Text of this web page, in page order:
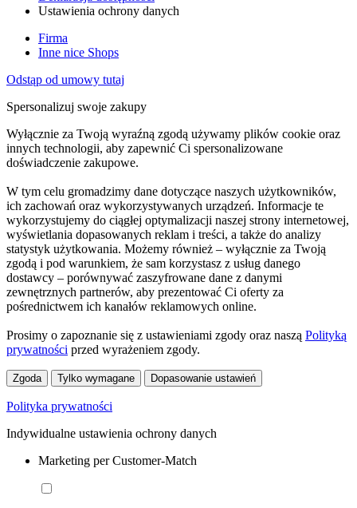
Ustawienia ochrony danych
Firma
Inne nice Shops
Odstąp od umowy tutaj
Spersonalizuj swoje zakupy
Wyłącznie za Twoją wyraźną zgodą używamy plików cookie oraz
innych technologii, aby zapewnić Ci spersonalizowane
doświadczenie zakupowe.
W tym celu gromadzimy dane dotyczące naszych użytkowników,
ich zachowań oraz wykorzystywanych urządzeń. Informacje te
wykorzystujemy do ciągłej optymalizacji naszej strony internetowej,
wyświetlania dopasowanych reklam i treści, a także do analizy
statystyk użytkowania. Możemy również – wyłącznie za Twoją
zgodą i pod warunkiem, że sam korzystasz z usług danego
dostawcy – porównywać zaszyfrowane dane z danymi
zewnętrznych partnerów, aby prezentować Ci oferty za
pośrednictwem ich kanałów reklamowych online.
Prosimy o zapoznanie się z ustawieniami zgody oraz naszą Polityką
prywatności przed wyrażeniem zgody.
Zgoda Tylko wymagane Dopasowanie ustawień
Polityka prywatności
Indywidualne ustawienia ochrony danych
Marketing per Customer-Match